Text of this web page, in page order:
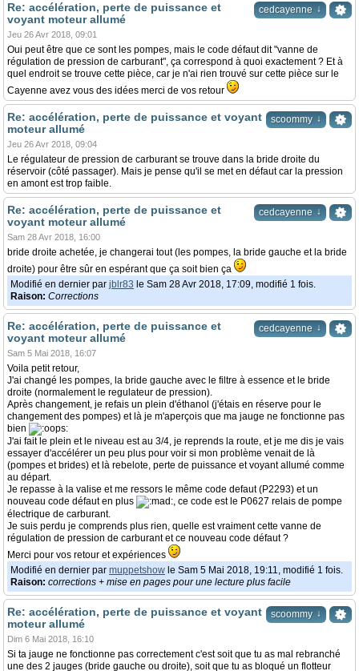
cedcayenne ↓
Re: accélération, perte de puissance et
voyant moteur allumé
Jeu 26 Avr 2018, 09:01
Oui peut être que ce sont les pompes, mais le code défaut dit "vanne de
régulation de pression de carburant", ça correspond à quoi exactement ? Et à
quel endroit se trouve cette pièce, car je n'ai rien trouvé sur cette pièce sur le
Cayenne avez vous des idées merci de vos retour
scoommy ↓
Re: accélération, perte de puissance et voyant
moteur allumé
Jeu 26 Avr 2018, 09:04
Le régulateur de pression de carburant se trouve dans la bride droite du
réservoir (côté passager). Mais je pense qu'il se met en défaut car la pression
en amont est trop faible.
cedcayenne ↓
Re: accélération, perte de puissance et
voyant moteur allumé
Sam 28 Avr 2018, 16:00
bride droite achetée, je changerai tout (les pompes, la bride gauche et la bride
droite) pour être sûr en espérant que ça soit bien ça
Modifié en dernier par jblr83 le Sam 28 Avr 2018, 17:09, modifié 1 fois.
Raison: Corrections
cedcayenne ↓
Re: accélération, perte de puissance et
voyant moteur allumé
Sam 5 Mai 2018, 16:07
Voila petit retour,
J'ai changé les pompes, la bride gauche avec le filtre à essence et le bride
droite (normalement le regulateur de pression).
Après changement, je refais un plein d'éthanol (j'étais en réserve pour le
changement des pompes) et là je m'aperçois que ma jauge ne fonctionne pas
bien
J'ai fait le plein et le niveau est au 3/4, je reprends la route, et je me dis je vais
essayer d'accélérer un peu plus pour voir si mon problème venait de là
(pompes et brides) et là rebelote, perte de puissance et voyant allumé comme
au départ.
Je repasse à la valise et me ressors le même code defaut (P2293) et un
nouveau code défaut en plus
, ce code est le P0627 relais de pompe
électrique de carburant.
Je suis perdu je comprends plus rien, quelle est vraiment cette vanne de
régulation de pression de carburant et ce nouveau code défaut ?
Merci pour vos retour et expériences
Modifié en dernier par muppetshow le Sam 5 Mai 2018, 19:11, modifié 1 fois.
Raison: corrections + mise en pages pour une lecture plus facile
scoommy ↓
Re: accélération, perte de puissance et voyant
moteur allumé
Dim 6 Mai 2018, 16:10
Si ta jauge ne fonctionne pas correctement c'est soit que tu as mal rebranché
une des 2 jauges (bride gauche ou droite), soit que tu as bloqué un flotteur